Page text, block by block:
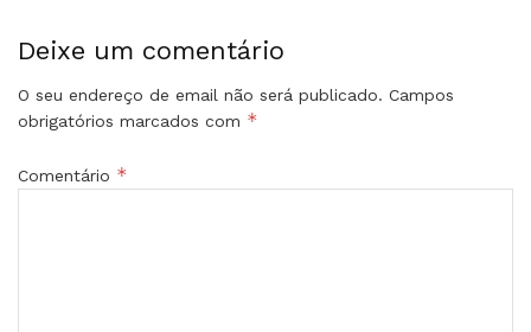
Deixe um comentário
O seu endereço de email não será publicado. Campos
obrigatórios marcados com *
Comentário *